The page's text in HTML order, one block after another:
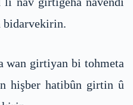
bidarvekirin.
wan girtiyan bi tohmeta
hişber hatibûn girtin û